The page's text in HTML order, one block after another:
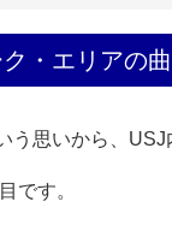
・エリアの曲
思いから、
です。